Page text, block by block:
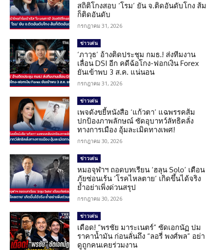
สถิติโกงสอบ ‘โรม’ ยัน จ.ติดอันดับโกง ส้ม
ก็ติดอันดับ
กรกฎาคม 31, 2026
ข่าวเด่น
‘ภาวุธ’ อ้างติดประชุม กมธ.! ส่งทีมงาน
เลื่อน DSI อีก คดีฉ้อโกง-ฟอกเงิน Forex
ยันเข้าพบ 3 ส.ค. แน่นอน
กรกฎาคม 31, 2026
ข่าวเด่น
เพจดังขยี้หนังสือ ‘แก้วตา’ แฉพรรคส้ม
ปกป้องภาพลักษณ์ ซัดอุบาทว์ลัทธิคลั่ง
ทางการเมือง อุ้มละเมิดทางเพศ!
กรกฎาคม 30, 2026
ข่าวเด่น
หมอจุฬาฯ ถอดบทเรียน ‘ฮลุน Solo’ เตือน
ภัยซ่อนเร้น ‘โรคไหลตาย’ เกิดขึ้นได้จริง
ย้ำอย่าเพิ่งด่วนสรุป
กรกฎาคม 30, 2026
ข่าวเด่น
เดือด! “พรชัย มาระเนตร์” ซัดเอกนัฏ ปม
ราคาน้ำมัน ก่อนลั่นถึง “ลอรี่ พงศ์พล” อย่า
ดูถูกคนเคยร่วมงาน